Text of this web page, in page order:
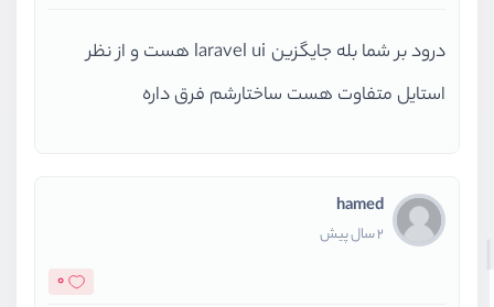
درود بر شما بله جایگزین laravel ui هست و از نظر
استایل متفاوت هست ساختارشم فرق داره
hamed
2 سال پیش
0